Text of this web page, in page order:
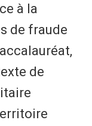
à la
de fraude
de